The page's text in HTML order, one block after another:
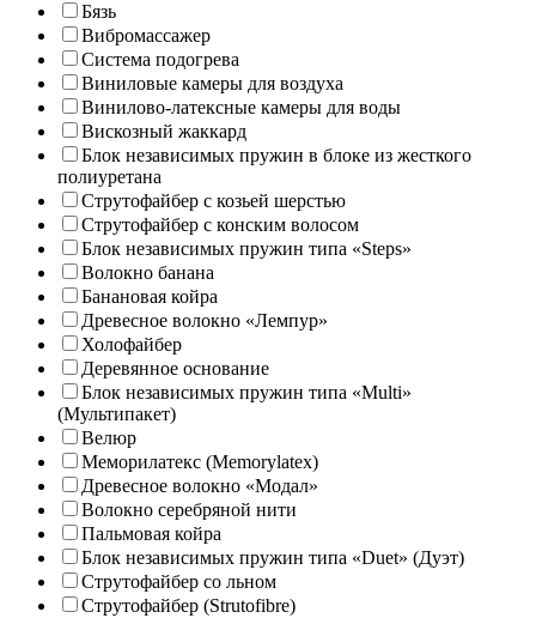
Бязь
Вибромассажер
Система подогрева
Виниловые камеры для воздуха
Винилово-латексные камеры для воды
Вискозный жаккард
Блок независимых пружин в блоке из жесткого
полиуретана
Струтофайбер с козьей шерстью
Струтофайбер с конским волосом
Блок независимых пружин типа «Steps»
Волокно банана
Банановая койра
Древесное волокно «Лемпур»
Холофайбер
Деревянное основание
Блок независимых пружин типа «Multi»
(Мультипакет)
Велюр
Меморилатекс (Memorylatex)
Древесное волокно «Модал»
Волокно серебряной нити
Пальмовая койра
Блок независимых пружин типа «Duet» (Дуэт)
Струтофайбер со льном
Струтофайбер (Strutofibre)